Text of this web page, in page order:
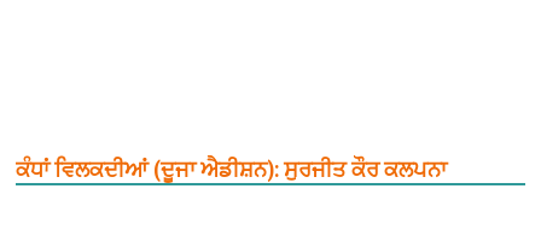
ਕੰਧਾਂ ਵਿਲਕਦੀਆਂ (ਦੂਜਾ ਐਡੀਸ਼ਨ): ਸੁਰਜੀਤ ਕੌਰ ਕਲਪਨਾ